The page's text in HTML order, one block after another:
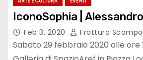
IconoSophia |
Feb 3, 2020 Frattura
Sabato 29 febbraio 2020 alle ore